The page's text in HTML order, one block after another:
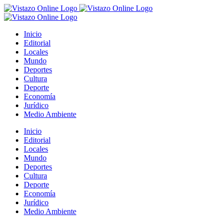
Saltar
al
Inicio
Editorial
Locales
Mundo
Deportes
Cultura
Deporte
Economía
Jurídico
Medio Ambiente
Inicio
Editorial
Locales
Mundo
Deportes
Cultura
Deporte
Economía
Jurídico
Medio Ambiente